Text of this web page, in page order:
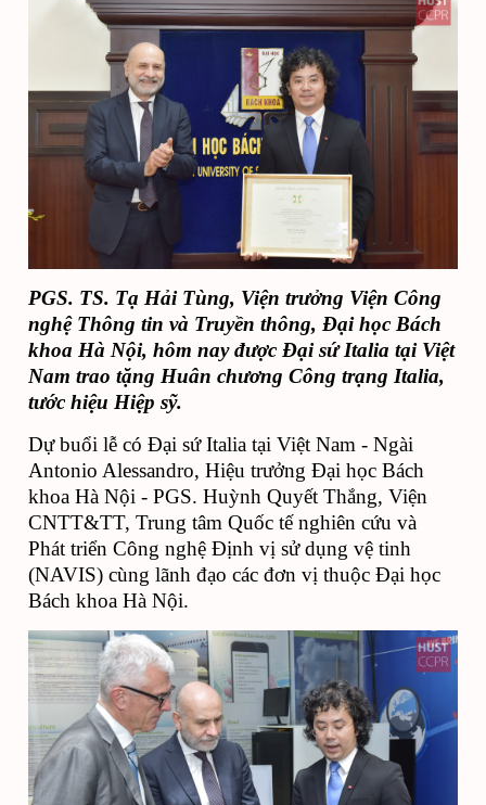
PGS. TS. Tạ Hải Tùng, Viện trưởng Viện Công
nghệ Thông tin và Truyền thông, Đại học Bách
khoa Hà Nội, hôm nay được Đại sứ Italia tại Việt
Nam trao tặng Huân chương Công trạng Italia,
tước hiệu Hiệp sỹ.
Dự buổi lễ có Đại sứ Italia tại Việt Nam - Ngài
Antonio Alessandro, Hiệu trưởng Đại học Bách
khoa Hà Nội - PGS. Huỳnh Quyết Thắng, Viện
CNTT&TT, Trung tâm Quốc tế nghiên cứu và
Phát triển Công nghệ Định vị sử dụng vệ tinh
(NAVIS) cùng lãnh đạo các đơn vị thuộc Đại học
Bách khoa Hà Nội.